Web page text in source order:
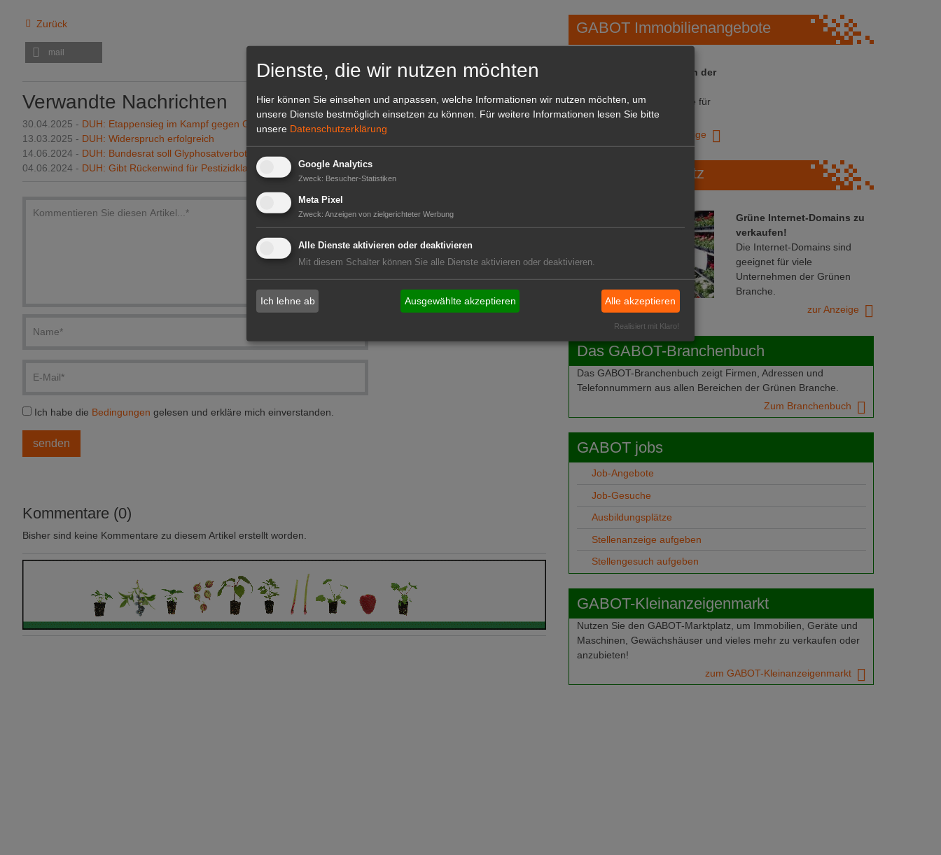
Zurück
mail
Verwandte Nachrichten
30.04.2025 - DUH: Etappensieg im Kampf gegen Glyphosat
13.03.2025 - DUH: Widerspruch erfolgreich
14.06.2024 - DUH: Bundesrat soll Glyphosatverbot beibehalten
04.06.2024 - DUH: Gibt Rückenwind für Pestizidklagen
Ich habe die Bedingungen gelesen und erkläre mich einverstanden.
Kommentare (0)
Bisher sind keine Kommentare zu diesem Artikel erstellt worden.
GABOT Immobilienangebote
1A-Lage, ihre Chance in der
Repräsentative Immobilie für
IHREN Betrieb!
zur Anzeige
GABOT Marktplatz
Grüne Internet-Domains zu
verkaufen!
Die Internet-Domains sind
geeignet für viele
Unternehmen der Grünen
Branche.
zur Anzeige
Das GABOT-Branchenbuch
Das GABOT-Branchenbuch zeigt Firmen, Adressen und
Telefonnummern aus allen Bereichen der Grünen Branche.
Zum Branchenbuch
GABOT jobs
Job-Angebote
Job-Gesuche
Ausbildungsplätze
Stellenanzeige aufgeben
Stellengesuch aufgeben
GABOT-Kleinanzeigenmarkt
Nutzen Sie den GABOT-Marktplatz, um Immobilien, Geräte und
Maschinen, Gewächshäuser und vieles mehr zu verkaufen oder
anzubieten!
zum GABOT-Kleinanzeigenmarkt
Dienste, die wir nutzen möchten
Hier können Sie einsehen und anpassen, welche Informationen wir nutzen möchten, um
unsere Dienste bestmöglich einsetzen zu können.
Für weitere Informationen lesen Sie bitte
unsere Datenschutzerklärung
Google Analytics
Zweck: Besucher-Statistiken
Meta Pixel
Zweck: Anzeigen von zielgerichteter Werbung
Alle Dienste aktivieren oder deaktivieren
Mit diesem Schalter können Sie alle Dienste aktivieren oder deaktivieren.
Ich lehne ab Ausgewählte akzeptieren Alle akzeptieren
Realisiert mit Klaro!